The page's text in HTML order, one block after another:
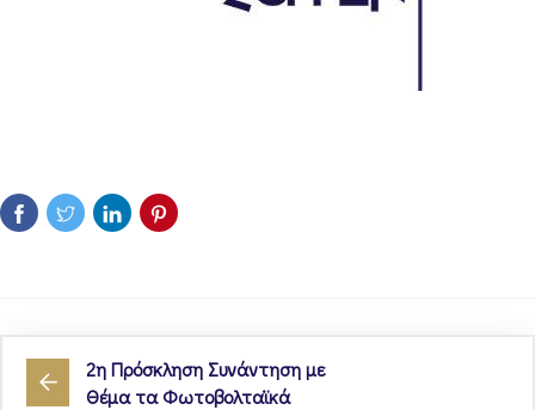
2η Πρόσκληση Συνάντηση με
Θέμα τα Φωτοβολταϊκά